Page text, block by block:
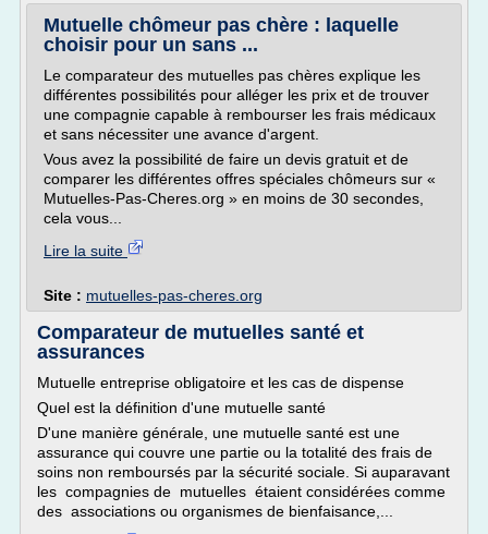
Mutuelle chômeur pas chère : laquelle
choisir pour un sans ...
Le comparateur des mutuelles pas chères explique les
différentes possibilités pour alléger les prix et de trouver
une compagnie capable à rembourser les frais médicaux
et sans nécessiter une avance d'argent.
Vous avez la possibilité de faire un devis gratuit et de
comparer les différentes offres spéciales chômeurs sur «
Mutuelles-Pas-Cheres.org » en moins de 30 secondes,
cela vous...
Lire la suite
Site : mutuelles-pas-cheres.org
Comparateur de mutuelles santé et
assurances
Mutuelle entreprise obligatoire et les cas de dispense
Quel est la définition d'une mutuelle santé
D'une manière générale, une mutuelle santé est une
assurance qui couvre une partie ou la totalité des frais de
soins non remboursés par la sécurité sociale. Si auparavant
les compagnies de mutuelles étaient considérées comme
des associations ou organismes de bienfaisance,...